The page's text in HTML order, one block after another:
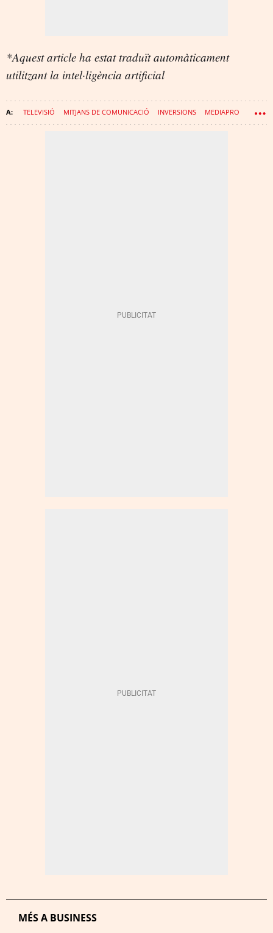
*Aquest article ha estat traduït automàticament
utilitzant la intel·ligència artificial
TELEVISIÓ MITJANS DE COMUNICACIÓ INVERSIONS MEDIAPRO
MÉS A BUSINESS